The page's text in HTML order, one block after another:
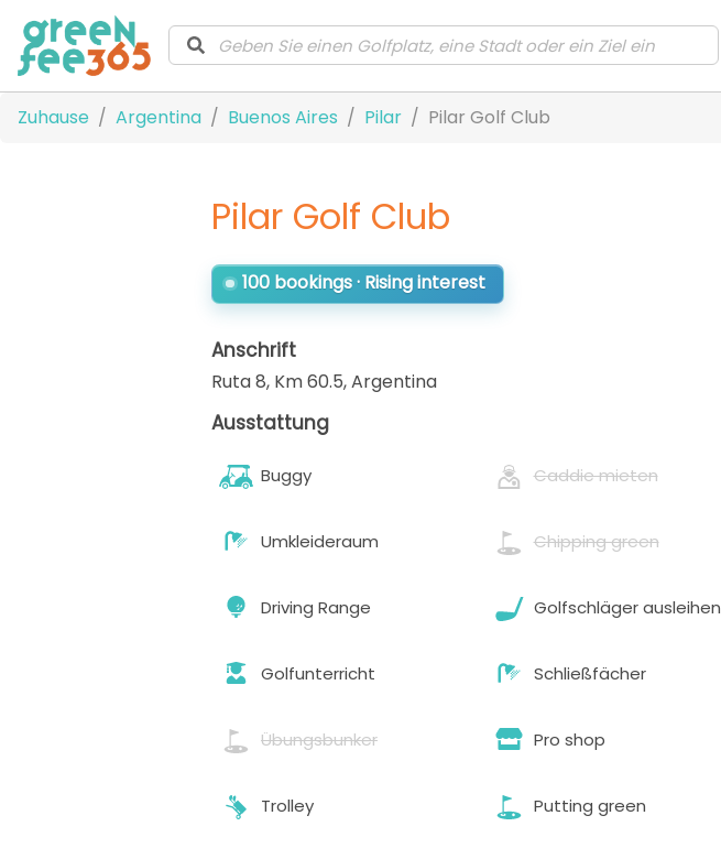
Zuhause Argentina Buenos Aires Pilar Pilar Golf Club
Pilar Golf Club
100 bookings · Rising interest
Anschrift
Ruta 8, Km 60.5,Argentina
Ausstattung
Buggy Caddie mieten
Umkleideraum Chipping green
Driving Range Golfschläger ausleihen
Golfunterricht Schließfächer
Übungsbunker Pro shop
Trolley Putting green